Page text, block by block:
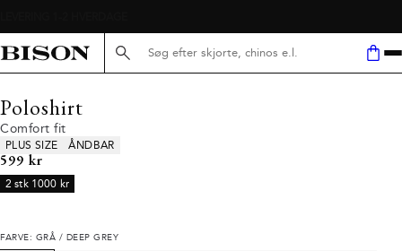
Søg her...
Poloshirt
Comfort fit
Produkt egenskaber
PLUS SIZE ÅNDBAR
I alt (inkl. rabat)
599 kr
2 stk 1000 kr
FARVE: GRÅ / DEEP GREY